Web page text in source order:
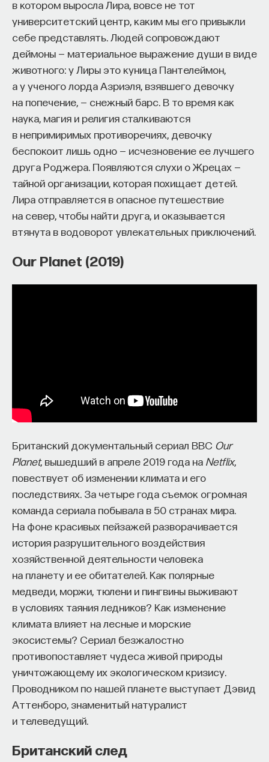
в котором выросла Лира, вовсе не тот
университетский центр, каким мы его привыкли
себе представлять. Людей сопровождают
деймоны — материальное выражение души в виде
животного: у Лиры это куница Пантелеймон,
а у ученого лорда Азриэля, взявшего девочку
на попечение, — снежный барс. В то время как
наука, магия и религия сталкиваются
в непримиримых противоречиях, девочку
беспокоит лишь одно — исчезновение ее лучшего
друга Роджера. Появляются слухи о Жрецах —
тайной организации, которая похищает детей.
Лира отправляется в опасное путешествие
на север, чтобы найти друга, и оказывается
втянута в водоворот увлекательных приключений.
Our Planet (2019)
Британский документальный сериал BBC Our
Planet, вышедший в апреле 2019 года на Netflix,
повествует об изменении климата и его
последствиях. За четыре года съемок огромная
команда сериала побывала в 50 странах мира.
На фоне красивых пейзажей разворачивается
история разрушительного воздействия
хозяйственной деятельности человека
на планету и ее обитателей. Как полярные
медведи, моржи, тюлени и пингвины выживают
в условиях таяния ледников? Как изменение
климата влияет на лесные и морские
экосистемы? Сериал безжалостно
противопоставляет чудеса живой природы
уничтожающему их экологическом кризису.
Проводником по нашей планете выступает Дэвид
Аттенборо, знаменитый натуралист
и телеведущий.
Британский след
оно формируется. Нам долго казалось, что
преподаватель может просто хорошо и логично
изложить материал, а студент — зафиксировать
его и затем воспроизвести. Но самый важный
момент происходит потом, когда человек
остается один на один с этим материалом
не в аудитории, а за ее пределами».
ИИ полезен не как костыль, а как
сложный собеседник
«Мы не наказываем студентов за использование
ИИ, потому что сам факт его использования еще
ничего не объясняет. Важно не то, что студент
обратился к ИИ, а то, как именно он это делает.
Если воспринимать ИИ просто как помощника,
Но если использовать ИИ как сложного
собеседника, который заставляет уточнять
позицию, тогда студент действительно
продвигается. Решающее значение имеет
не объем общения и не тип задания, а характер
самой коммуникации».
«Мыслить как учёный» — подкаст основателя
ПостНауки Ивара Максутова о людях, которые
меняют мир. В каждом выпуске — разговоры
с исследователями, предпринимателями,
инвесторами и изобретателями. За десятки
эпизодов Ивар обсудил большие языковые
модели вместе с Михаилом Бурцевым, цифровые
данные в фармацевтике с Ириной Ефименко,
агротехнологии с Михаилом Тавером и много
других тем — от коучинга до фармакогенетики.
В будущих выпусках их список будет только
расширяться — слушайте подкаст на
YouTube
Яндекс Музыке,Apple Podcasts, VKи
6/30/2026